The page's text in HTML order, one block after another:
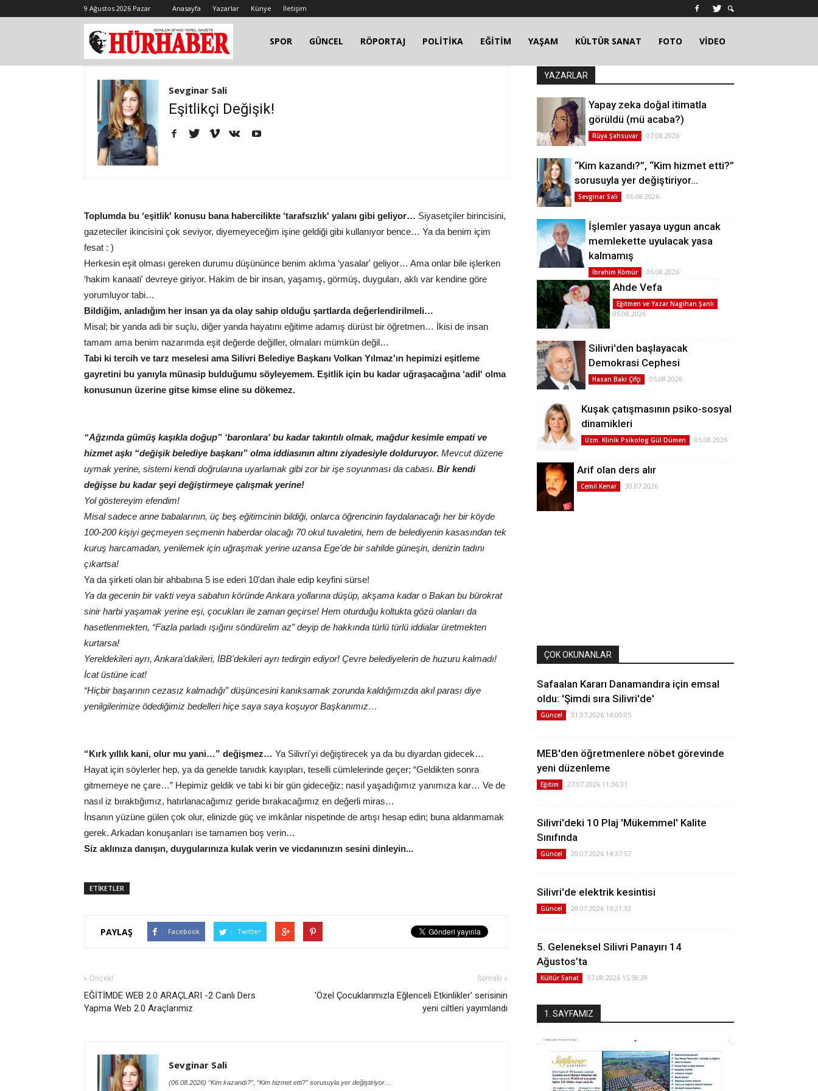
9 Ağustos 2026 Pazar Anasayfa Yazarlar Künye İletişim
SPOR GÜNCEL RÖPORTAJ POLİTİKA EĞİTİM YAŞAM KÜLTÜR SANAT FOTO VİDEO
Sevginar Sali
Eşitlikçi Değişik!
Toplumda bu ‘eşitlik' konusu bana habercilikte ‘tarafsızlık' yalanı gibi geliyor… Siyasetçiler birincisini,
gazeteciler ikincisini çok seviyor, diyemeyeceğim işine geldiği gibi kullanıyor bence… Ya da benim içim
fesat : )
Herkesin eşit olması gereken durumu düşününce benim aklıma ‘yasalar' geliyor… Ama onlar bile işlerken
‘hakim kanaati' devreye giriyor. Hakim de bir insan, yaşamış, görmüş, duyguları, aklı var kendine göre
yorumluyor tabi…
Bildiğim, anladığım her insan ya da olay sahip olduğu şartlarda değerlendirilmeli…
Misal; bir yanda adi bir suçlu, diğer yanda hayatını eğitime adamış dürüst bir öğretmen… İkisi de insan
tamam ama benim nazarımda eşit değerde değiller, olmaları mümkün değil…
Tabi ki tercih ve tarz meselesi ama Silivri Belediye Başkanı Volkan Yılmaz'ın hepimizi eşitleme
gayretini bu yanıyla münasip bulduğumu söyleyemem. Eşitlik için bu kadar uğraşacağına ‘adil' olma
konusunun üzerine gitse kimse eline su dökemez.
“Ağzında gümüş kaşıkla doğup” ‘baronlara' bu kadar takıntılı olmak, mağdur kesimle empati ve
hizmet aşkı “değişik belediye başkanı” olma iddiasının altını ziyadesiyle dolduruyor. Mevcut düzene
uymak yerine, sistemi kendi doğrularına uyarlamak gibi zor bir işe soyunması da cabası. Bir kendi
değişse bu kadar şeyi değiştirmeye çalışmak yerine!
Yol göstereyim efendim!
Misal sadece anne babalarının, üç beş eğitimcinin bildiği, onlarca öğrencinin faydalanacağı her bir köyde
100-200 kişiyi geçmeyen seçmenin haberdar olacağı 70 okul tuvaletini, hem de belediyenin kasasından tek
kuruş harcamadan, yenilemek için uğraşmak yerine uzansa Ege'de bir sahilde güneşin, denizin tadını
çıkartsa!
Ya da şirketi olan bir ahbabına 5 ise ederi 10'dan ihale edip keyfini sürse!
Ya da gecenin bir vakti veya sabahın köründe Ankara yollarına düşüp, akşama kadar o Bakan bu bürokrat
sinir harbi yaşamak yerine eşi, çocukları ile zaman geçirse! Hem oturduğu koltukta gözü olanları da
hasetlenmekten, “Fazla parladı ışığını söndürelim az” deyip de hakkında türlü türlü iddialar üretmekten
kurtarsa!
Yereldekileri ayrı, Ankara'dakileri, İBB'dekileri ayrı tedirgin ediyor! Çevre belediyelerin de huzuru kalmadı!
İcat üstüne icat!
“Hiçbir başarının cezasız kalmadığı” düşüncesini kanıksamak zorunda kaldığımızda akıl parası diye
yenilgilerimize ödediğimiz bedelleri hiçe saya saya koşuyor Başkanımız…
“Kırk yıllık kani, olur mu yani…” değişmez… Ya Silivri'yi değiştirecek ya da bu diyardan gidecek…
Hayat için söylerler hep, ya da genelde tanıdık kayıpları, teselli cümlelerinde geçer; “Geldikten sonra
gitmemeye ne çare…” Hepimiz geldik ve tabi ki bir gün gideceğiz; nasıl yaşadığımız yanımıza kar… Ve de
nasıl iz bıraktığımız, hatırlanacağımız geride bırakacağımız en değerli miras…
İnsanın yüzüne gülen çok olur, elinizde güç ve imkânlar nispetinde de artışı hesap edin; buna aldanmamak
gerek. Arkadan konuşanları ise tamamen boş verin…
Siz aklınıza danışın, duygularınıza kulak verin ve vicdanınızın sesini dinleyin...
ETİKETLER
PAYLAŞ Facebook Twitter
« Önceki
EĞİTİMDE WEB 2.0 ARAÇLARI -2 Canlı Ders
Yapma Web 2.0 Araçlarımız
Sonraki »
'Özel Çocuklarımızla Eğlenceli Etkinlikler' serisinin
yeni ciltleri yayımlandı
Sevginar Sali
(06.08.2026) “Kim kazandı?”, “Kim hizmet etti?” sorusuyla yer değiştiriyor…
YAZARLAR
Yapay zeka doğal itimatla
görüldü (mü acaba?)
Rüya Şahsuvar 07.08.2026
“Kim kazandı?”, “Kim hizmet etti?”
sorusuyla yer değiştiriyor…
Sevginar Sali 06.08.2026
İşlemler yasaya uygun ancak
memlekette uyulacak yasa
kalmamış
İbrahim Kömür 06.08.2026
Ahde Vefa
Eğitmen ve Yazar Nagihan Şanlı
05.08.2026
Silivri'den başlayacak
Demokrasi Cephesi
Hasan Baki Çifçi 05.08.2026
Kuşak çatışmasının psiko-sosyal
dinamikleri
Uzm. Klinik Psikolog Gül Dümen 05.08.2026
Arif olan ders alır
Cemil Kenar 30.07.2026
ÇOK OKUNANLAR
Safaalan Kararı Danamandıra için emsal
oldu: 'Şimdi sıra Silivri'de'
Güncel 31.07.2026 14:00:05
MEB'den öğretmenlere nöbet görevinde
yeni düzenleme
Eğitim 27.07.2026 11:36:31
Silivri'deki 10 Plaj 'Mükemmel' Kalite
Sınıfında
Güncel 20.07.2026 14:37:57
Silivri'de elektrik kesintisi
Güncel 20.07.2026 13:21:32
5. Geleneksel Silivri Panayırı 14
Ağustos’ta
Kültür Sanat 07.08.2026 15:58:39
1. SAYFAMIZ